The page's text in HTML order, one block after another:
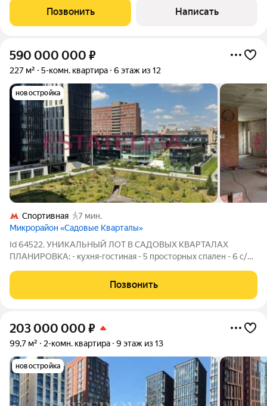
Планировка: кухня, гостиная, две спальни, три с/у, гардеробная.
Квартира полностью
Позвонить Написать
590 000 000 ₽
227 м² 5-комн. квартира 6 этаж из 12
новостройка
Спортивная
7 мин.
Микрорайон «Садовые Кварталы»
Id 64522. УНИКАЛЬНЫЙ ЛОТ В САДОВЫХ КВАРТАЛАХ
ПЛАНИРОВКА: - кухня-гостиная - 5 просторных спален - 6 с/у -
наполняют квартиру светом, окна выходят на две стороны, в
тихие дворы комплекса с видом на
Позвонить
203 000 000 ₽
99,7 м² 2-комн. квартира 9 этаж из 13
новостройка